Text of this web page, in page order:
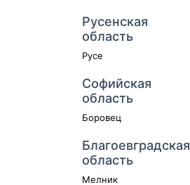
Русенская
область
Русе
Софийская
область
Боровец
Благоевградская
область
Мелник